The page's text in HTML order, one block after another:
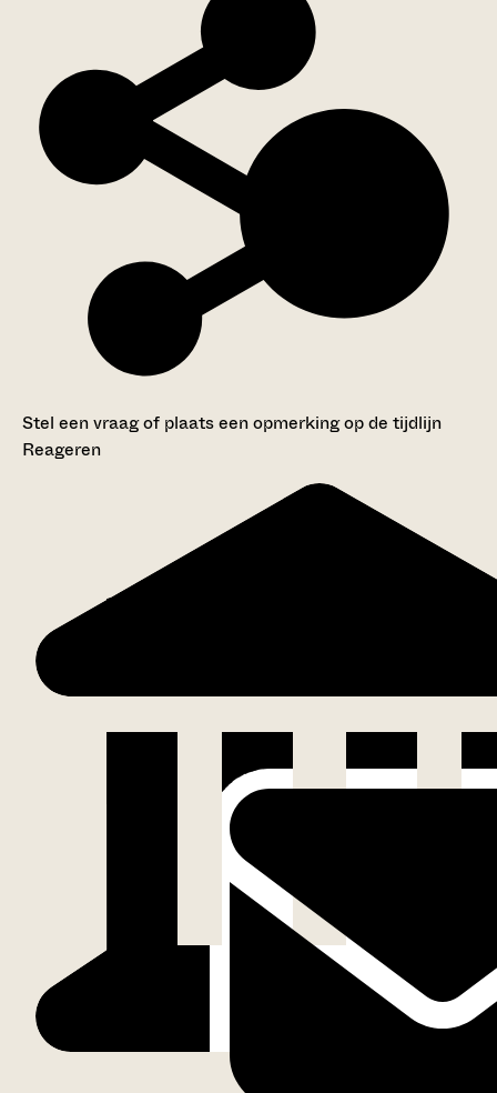
Stel een vraag of plaats een opmerking op de tijdlijn
Reageren